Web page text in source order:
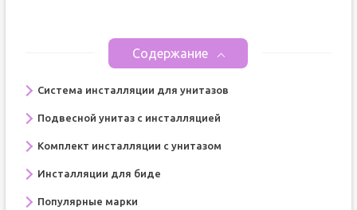
Содержание
Система инсталляции для унитазов
Подвесной унитаз с инсталляцией
Комплект инсталляции с унитазом
Инсталляции для биде
Популярные марки